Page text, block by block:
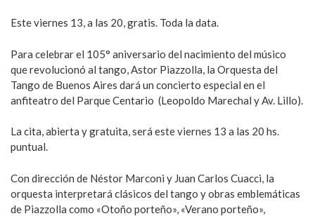
Este viernes 13, a las 20, gratis. Toda la data.
Para celebrar el 105° aniversario del nacimiento del músico
que revolucionó al tango, Astor Piazzolla, la Orquesta del
Tango de Buenos Aires dará un concierto especial en el
anfiteatro del Parque Centario (Leopoldo Marechal y Av. Lillo).
La cita, abierta y gratuita, será este viernes 13 a las 20 hs.
puntual.
Con dirección de Néstor Marconi y Juan Carlos Cuacci, la
orquesta interpretará clásicos del tango y obras emblemáticas
de Piazzolla como «Otoño porteño», «Verano porteño»,